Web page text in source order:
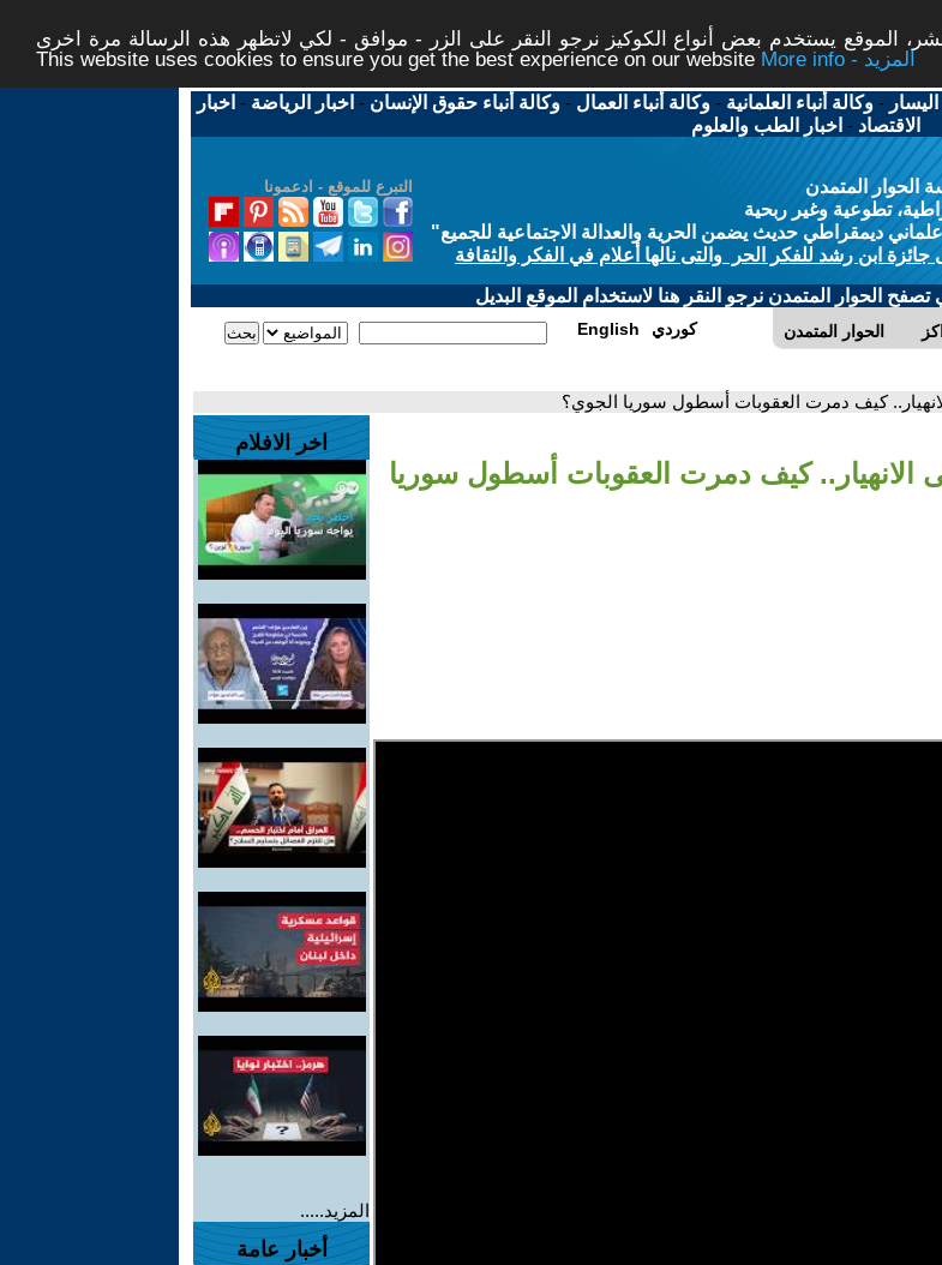
الموقع يستخدم بعض أنواع الكوكيز نرجو النقر على الزر - موافق - لكي لاتظهر هذه الرسالة مرة اخرى -
This website uses cookies to ensure you get the best experience on our website
More info - المزيد
-وكالة أنباء العلمانية -وكالة أنباء العمال -وكالة أنباء حقوق الإنسان - اخبار الرياضة - اخبار
الاقتصاد - اخبار الطب والعلوم
التبرع للموقع - ادعمونا
الحوار المتمدن
تطوعية وغير ربحية
ديمقراطي حديث يضمن الحرية والعدالة الاجتماعية للجميع"
ابن رشد للفكر الحر والتى نالها أعلام في الفكر والثقافة
الحوار المتمدن نرجو النقر هنا لاستخدام الموقع البديل
الحوار المتمدن English كوردي
كيف دمرت العقوبات أسطول سوريا الجوي؟
الانهيار.. كيف دمرت العقوبات أسطول سوريا
اخر الافلام
المزيد.....
أخبار عامة